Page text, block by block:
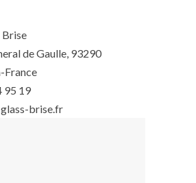
Brise
de Gaulle, 93290
France
95 19
brise.fr